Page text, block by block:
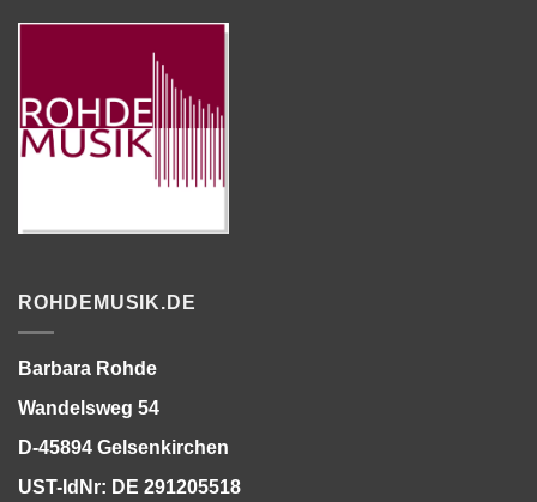
ROHDEMUSIK.DE
Barbara Rohde
Wandelsweg 54
D-45894 Gelsenkirchen
UST-IdNr: DE 291205518